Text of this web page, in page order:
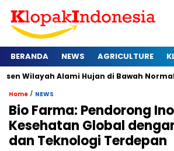
BERANDA NEWS AGRICULTURE
Alami Hujan di Bawah Normal
Home / NEWS
Bio Farma: Pendorong
Kesehatan Global
dan Teknologi Terdepan